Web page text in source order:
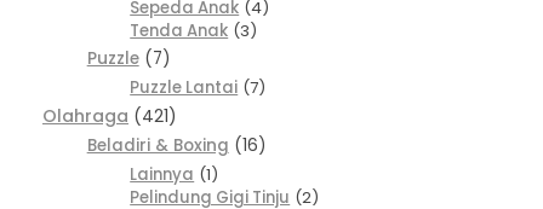
Sepeda Anak 4
Tenda Anak 3
Puzzle
7
Puzzle Lantai 7
Olahraga 421
Beladiri & Boxing
16
Lainnya 1
Pelindung Gigi Tinju 2